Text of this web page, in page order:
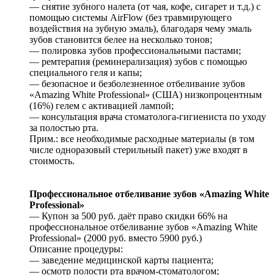
— снятие зубного налета (от чая, кофе, сигарет и т.д.) с
помощью системы AirFlow (без травмирующего
воздействия на зубную эмаль), благодаря чему эмаль
зубов становится белее на несколько тонов;
— полировка зубов профессиональными пастами;
— ремтерапия (реминерализация) зубов с помощью
специального геля и капы;
— безопасное и безболезненное отбеливание зубов
«Amazing White Professional» (США) низкопроцентным
(16%) гелем с активацией лампой;
— консультация врача стоматолога-гигиениста по уходу
за полостью рта.
Прим.: все необходимые расходные материалы (в том
числе одноразовый стерильный пакет) уже входят в
стоимость.
Профессиональное отбеливание зубов «Amazing White
Professional»
— Купон за 500 руб. даёт право скидки 66% на
профессиональное отбеливание зубов «Amazing White
Professional» (2000 руб. вместо 5900 руб.)
Описание процедуры:
— заведение медицинской карты пациента;
— осмотр полости рта врачом-стоматологом;